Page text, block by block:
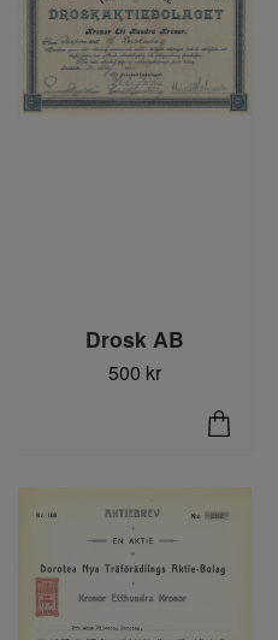
Drosk AB
500 kr